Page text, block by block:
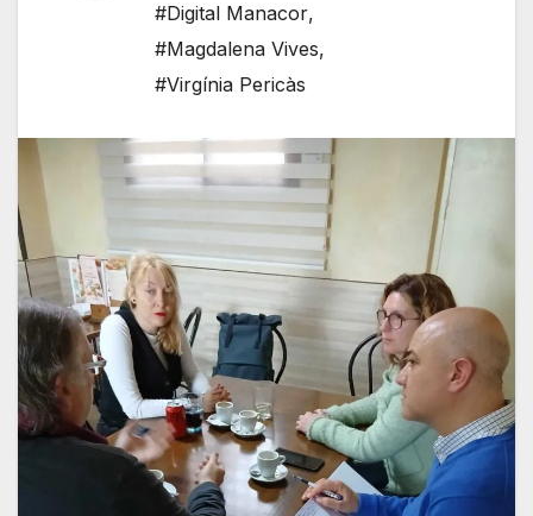
#Digital Manacor,
#Magdalena Vives,
#Virgínia Pericàs